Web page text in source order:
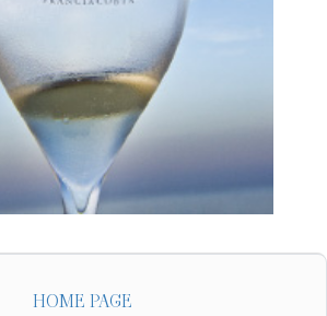
HOME PAGE